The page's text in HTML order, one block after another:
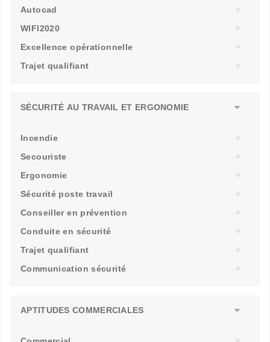
Autocad
WIFI2020
Excellence opérationnelle
Trajet qualifiant
SÉCURITÉ AU TRAVAIL ET ERGONOMIE
Incendie
Secouriste
Ergonomie
Sécurité poste travail
Conseiller en prévention
Conduite en sécurité
Trajet qualifiant
Communication sécurité
APTITUDES COMMERCIALES